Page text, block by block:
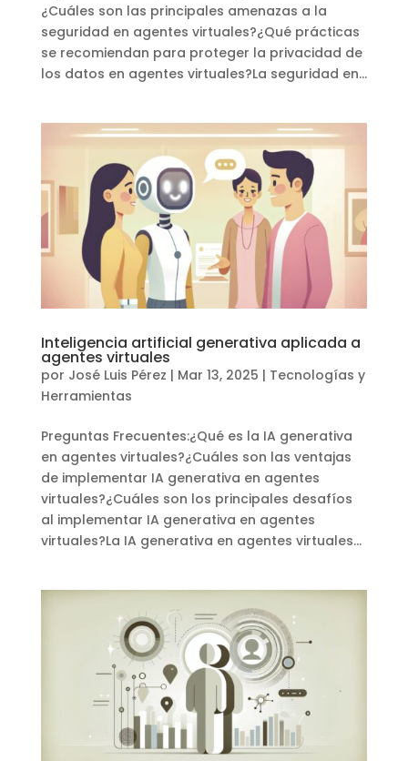
¿Cuáles son las principales amenazas a la
seguridad en agentes virtuales?¿Qué prácticas
se recomiendan para proteger la privacidad de
los datos en agentes virtuales?La seguridad en...
Inteligencia artificial generativa aplicada a
agentes virtuales
por José Luis Pérez | Mar 13, 2025 | Tecnologías y
Herramientas
Preguntas Frecuentes:¿Qué es la IA generativa
en agentes virtuales?¿Cuáles son las ventajas
de implementar IA generativa en agentes
virtuales?¿Cuáles son los principales desafíos
al implementar IA generativa en agentes
virtuales?La IA generativa en agentes virtuales...